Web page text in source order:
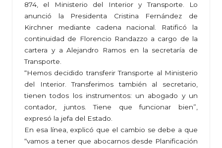
874, el Ministerio del Interior y Transporte. Lo
anunció la Presidenta Cristina Fernández de
Kirchner mediante cadena nacional. Ratificó la
continuidad de Florencio Randazzo a cargo de la
cartera y a Alejandro Ramos en la secretaría de
Transporte.
“Hemos decidido transferir Transporte al Ministerio
del Interior. Transferimos también al secretario,
tienen todos los instrumentos: un abogado y un
contador, juntos. Tiene que funcionar bien”,
expresó la jefa del Estado.
En esa línea, explicó que el cambio se debe a que
“vamos a tener que abocarnos desde Planificación